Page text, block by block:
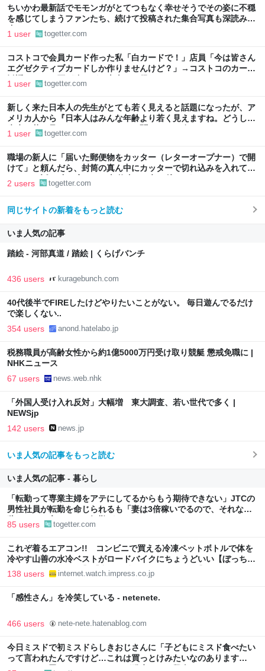
ちいかわ最新話でモモンガがとてつもなく幸せそうでその姿に不穏
を感じてしまうファンたち、続けて投稿された集合写真も深読みが
止まらない
1 user togetter.com
コストコで会員カード作った私「白カードで！」店員「今は皆さん
エグゼクティブカードしか作りませんけど？」→コストコのカード
勧誘はやたら圧が強いが、本当にお得なの？
1 user togetter.com
新しく来た日本人の先生がとても若く見えると話題になったが、ア
メリカ人から『日本人はみんな年齢より若く見えますね。どうして
先生は若く見えないんですか？』と聞かれた… 知らねえよ
1 user togetter.com
職場の新人に「届いた郵便物をカッター（レターオープナー）で開
けて」と頼んだら、封筒の真ん中にカッターで切れ込みを入れて開
けていた話… 中に入ってた契約書には切れ込みが
2 users togetter.com
同じサイトの新着をもっと読む
いま人気の記事
踏絵 - 河部真道 / 踏絵 | くらげバンチ
436 users kuragebunch.com
40代後半でFIREしたけどやりたいことがない。 毎日遊んでるだけ
で楽しくない..
354 users anond.hatelabo.jp
税務職員が高齢女性から約1億5000万円受け取り競艇 懲戒免職に |
NHKニュース
67 users news.web.nhk
「外国人受け入れ反対」大幅増 東大調査、若い世代で多く |
NEWSjp
142 users news.jp
いま人気の記事をもっと読む
いま人気の記事 - 暮らし
「転勤って専業主婦をアテにしてるからもう期待できない」JTCの
男性社員が転勤を命じられるも「妻は3倍稼いでるので、それなら
辞める」と言ったら、転勤がなくなった
85 users togetter.com
これぞ着るエアコン!! コンビニで買える冷凍ペットボトルで体を
冷やす山善の水冷ベストがロードバイクにちょうどいい【ぼっち・
ざ・ろーど！その14】【空いた時間でなにしてる？】
138 users internet.watch.impress.co.jp
「感性さん」を冷笑している - netenete.
466 users nete-nete.hatenablog.com
今日ミスドで初ミスドらしきおじさんに「子どもにミスド食べたい
って言われたんですけど…これは買っとけみたいなのあります
か…？」と尋ねられるイベントが発生して、興奮した